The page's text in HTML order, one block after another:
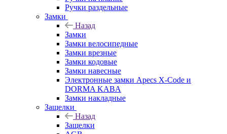
Ручки раздельные
Замки
Назад
Замки
Замки велосипедные
Замки врезные
Замки кодовые
Замки навесные
Электронные замки Apecs X-Code и
DORMA KABA
Замки накладные
Защелки
Назад
Защелки